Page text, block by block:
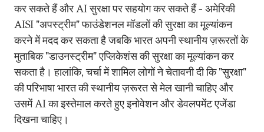
कर सकते हैं और AI सुरक्षा पर सहयोग कर सकते हैं - अमेरिकी
AISI "अपस्ट्रीम" फाउंडेशनल मॉडलों की सुरक्षा का मूल्यांकन
करने में मदद कर सकता है जबकि भारत अपनी स्थानीय ज़रूरतों के
मुताबिक "डाउनस्ट्रीम" एप्लिकेशंस की सुरक्षा का मूल्यांकन कर
सकता है। हालांकि, चर्चा में शामिल लोगों ने चेतावनी दी कि "सुरक्षा"
की परिभाषा भारत की स्थानीय ज़रूरत से मेल खानी चाहिए और
उसमें AI का इस्तेमाल करते हुए इनोवेशन और डेवलपमेंट एजेंडा
दिखना चाहिए।